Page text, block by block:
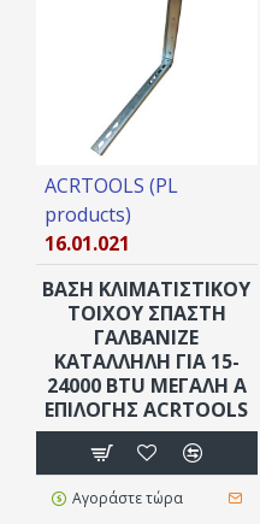
ACRTOOLS (PL
products)
16.01.021
ΒΑΣΗ ΚΛΙΜΑΤΙΣΤΙΚΟΥ
ΤΟΙΧΟΥ ΣΠΑΣΤΗ
ΓΑΛΒΑΝΙΖΕ
ΚΑΤΑΛΛΗΛΗ ΓΙΑ 15-
24000 BTU ΜΕΓΑΛΗ Α
ΕΠΙΛΟΓΗΣ ACRTOOLS
Αγοράστε τώρα